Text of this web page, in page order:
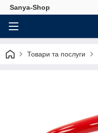
Sanya-Shop
Товари та послуги